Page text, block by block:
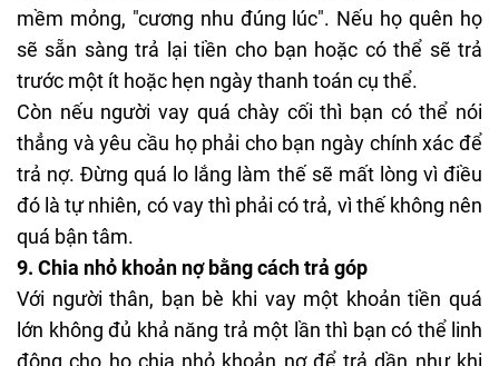
mềm mỏng, "cương nhu đúng lúc". Nếu họ quên họ
sẽ sẵn sàng trả lại tiền cho bạn hoặc có thể sẽ trả
trước một ít hoặc hẹn ngày thanh toán cụ thể.
Còn nếu người vay quá chày cối thì bạn có thể nói
thẳng và yêu cầu họ phải cho bạn ngày chính xác để
trả nợ. Đừng quá lo lắng làm thế sẽ mất lòng vì điều
đó là tự nhiên, có vay thì phải có trả, vì thế không nên
quá bận tâm.
9. Chia nhỏ khoản nợ bằng cách trả góp
Với người thân, bạn bè khi vay một khoản tiền quá
lớn không đủ khả năng trả một lần thì bạn có thể linh
động cho họ chia nhỏ khoản nợ để trả dần như khi